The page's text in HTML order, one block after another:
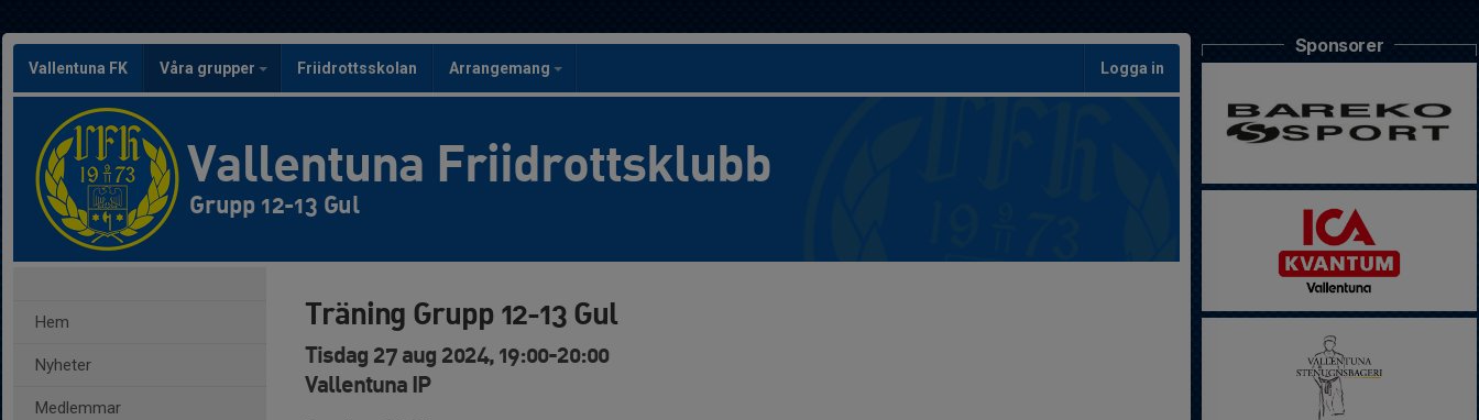
Vallentuna FK Våra grupper Friidrottsskolan Arrangemang Logga in
Vallentuna Friidrottsklubb
Grupp 12-13 Gul
Hem
Nyheter
Medlemmar
Träning Grupp 12-13 Gul
Tisdag 27 aug 2024, 19:00-20:00
Vallentuna IP
Sponsorer